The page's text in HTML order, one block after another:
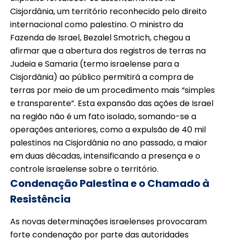
Cisjordânia, um território reconhecido pelo direito
internacional como palestino. O ministro da
Fazenda de Israel, Bezalel Smotrich, chegou a
afirmar que a abertura dos registros de terras na
Judeia e Samaria (termo israelense para a
Cisjordânia) ao público permitirá a compra de
terras por meio de um procedimento mais “simples
e transparente”. Esta expansão das ações de Israel
na região não é um fato isolado, somando-se a
operações anteriores, como a expulsão de 40 mil
palestinos na Cisjordânia no ano passado, a maior
em duas décadas, intensificando a presença e o
controle israelense sobre o território.
Condenação Palestina e o Chamado à
Resistência
As novas determinações israelenses provocaram
forte condenação por parte das autoridades